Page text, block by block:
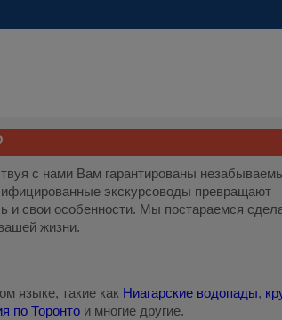
с нами Вам гарантированы
экскурсоводы превращают
и свои особенности. Мы постараемся
жизни.
языке, такие как Ниагарские водопады,
по Торонто и многие другие.